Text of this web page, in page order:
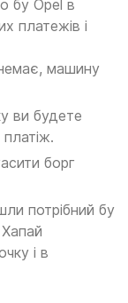
бу Opel в
платежів і
машину
ви будете
борг
потрібний бу
і в